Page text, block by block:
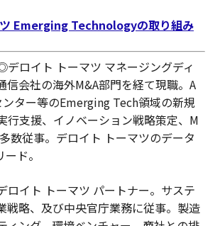
Emerging Technologyの取り組み
デロイト トーマツ マネージングディ
信会社の海外M&A部門を経て現職。A
ター等のEmerging Tech領域の新規
行支援、イノベーション戦略策定、M
数従事。デロイト トーマツのデータ
ド。
ロイト トーマツ パートナー。サステ
戦略、及び中央官庁業務に従事。製造